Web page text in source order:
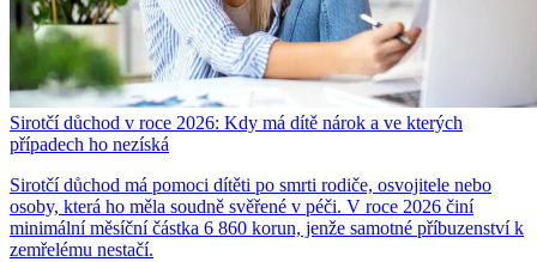
Sirotčí důchod v roce 2026: Kdy má dítě nárok a ve kterých
případech ho nezíská
Sirotčí důchod má pomoci dítěti po smrti rodiče, osvojitele nebo
osoby, která ho měla soudně svěřené v péči. V roce 2026 činí
minimální měsíční částka 6 860 korun, jenže samotné příbuzenství k
zemřelému nestačí.